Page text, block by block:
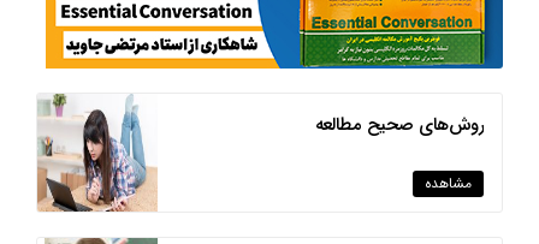
روش‌های صحیح مطالعه
مشاهده